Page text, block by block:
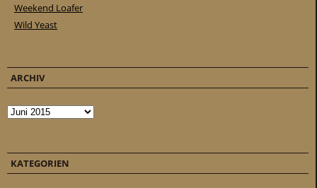
Weekend Loafer
Wild Yeast
ARCHIV
Archiv
KATEGORIEN